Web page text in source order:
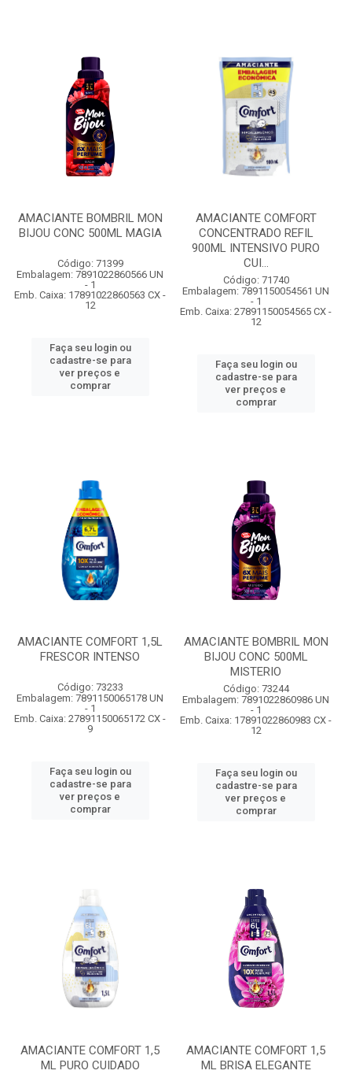
AMACIANTE BOMBRIL MON
BIJOU CONC 500ML MAGIA
Código: 71399
Embalagem: 7891022860566 UN
- 1
Emb. Caixa: 17891022860563 CX -
12
Faça seu login ou
cadastre-se para
ver preços e
comprar
AMACIANTE COMFORT
CONCENTRADO REFIL
900ML INTENSIVO PURO
CUI...
Código: 71740
Embalagem: 7891150054561 UN
- 1
Emb. Caixa: 27891150054565 CX -
12
Faça seu login ou
cadastre-se para
ver preços e
comprar
AMACIANTE COMFORT 1,5L
FRESCOR INTENSO
Código: 73233
Embalagem: 7891150065178 UN
- 1
Emb. Caixa: 27891150065172 CX -
9
Faça seu login ou
cadastre-se para
ver preços e
comprar
AMACIANTE BOMBRIL MON
BIJOU CONC 500ML
MISTERIO
Código: 73244
Embalagem: 7891022860986 UN
- 1
Emb. Caixa: 17891022860983 CX -
12
Faça seu login ou
cadastre-se para
ver preços e
comprar
AMACIANTE COMFORT 1,5
ML PURO CUIDADO
AMACIANTE COMFORT 1,5
ML BRISA ELEGANTE